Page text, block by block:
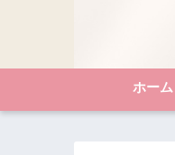
ホーム